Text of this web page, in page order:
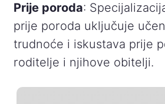
Prije poroda:
prije poroda uključuje
trudnoće i iskustava prije
roditelje i njihove obitelji.